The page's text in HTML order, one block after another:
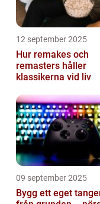
12 september 2025
Hur remakes och
remasters håller
klassikerna vid liv
09 september 2025
Bygg ett eget